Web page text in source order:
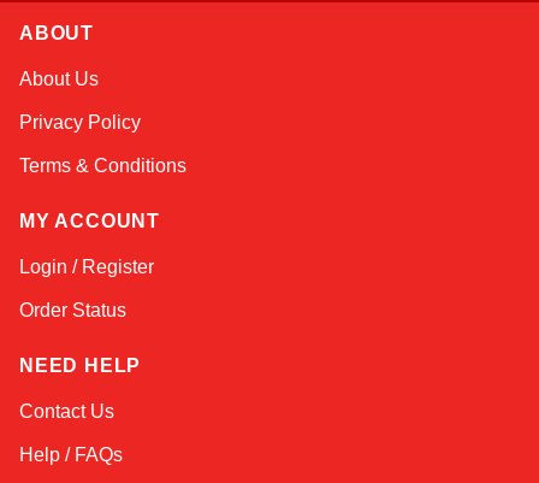
ABOUT
About Us
Privacy Policy
Terms & Conditions
MY ACCOUNT
Login / Register
Order Status
NEED HELP
Contact Us
Help / FAQs